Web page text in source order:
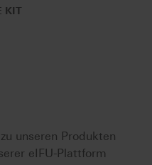
KIT
unseren Produkten
eIFU-Plattform